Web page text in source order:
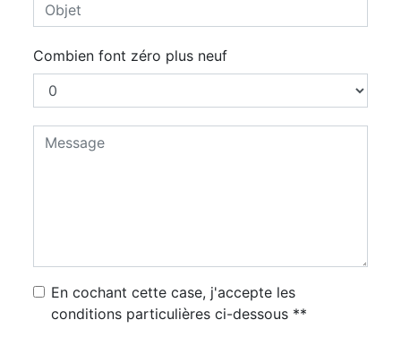
Combien font zéro plus neuf
En cochant cette case, j'accepte les
conditions particulières ci-dessous **